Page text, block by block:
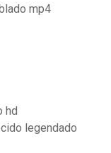
mp4
hd
legendado